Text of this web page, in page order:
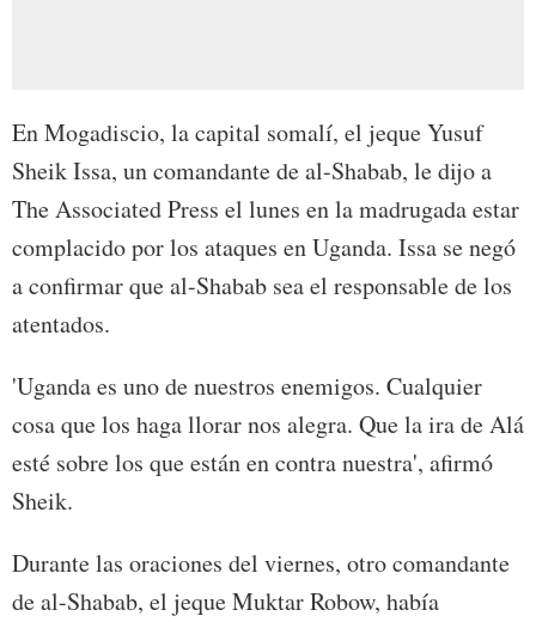
En Mogadiscio, la capital somalí, el jeque Yusuf
Sheik Issa, un comandante de al-Shabab, le dijo a
The Associated Press el lunes en la madrugada estar
complacido por los ataques en Uganda. Issa se negó
a confirmar que al-Shabab sea el responsable de los
atentados.
'Uganda es uno de nuestros enemigos. Cualquier
cosa que los haga llorar nos alegra. Que la ira de Alá
esté sobre los que están en contra nuestra', afirmó
Sheik.
Durante las oraciones del viernes, otro comandante
de al-Shabab, el jeque Muktar Robow, había